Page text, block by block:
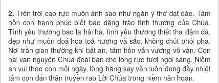
2. Trên trời cao rực muôn ánh sao như ngàn ý thơ dạt dào. Tâm
hồn con hạnh phúc biết bao dâng trào tình thương của Chúa.
Tình yêu thương bao la hải hà, tình yêu thương thiết tha đậm đà,
đẹp như muôn đoá hoa toả hương và sắc, không chút phôi pha.
Nơi trần gian thường khi bất an, tâm hồn vấn vương vô vàn. Con
nài van nguyện Chúa đoái ban cho lòng rực tươi ngời sáng. Niềm
an vui theo con mỗi ngày, lòng hằng say vẫn luôn đong đầy nhiệt
tâm con dấn thân truyền rao Lời Chúa trong niềm hân hoan.